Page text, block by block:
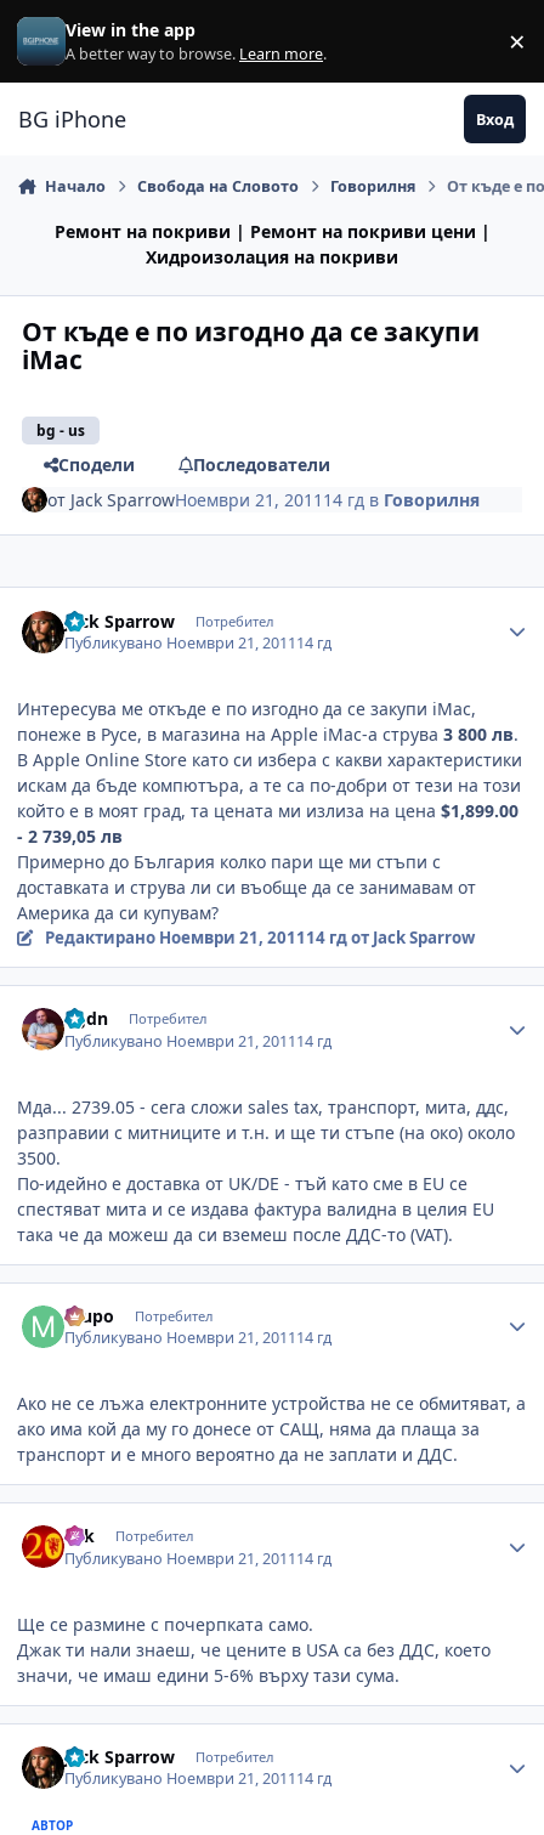
Премини към съдържанието
View in the app
A better way to browse. Learn more. ×
BG iPhone Вход
Начало Свобода на Словото Говорилня От къде е
Ремонт на покриви | Ремонт на покриви цени |
Хидроизолация на покриви
От къде е по изгодно да се закупи
iMac
bg - us
Сподели
Последователи
от Jack SparrowНоември 21, 2011 14 гд в Говорилня
Jack Sparrow Потребител
Публикувано Ноември 21, 201114 гд
Интересува ме откъде е по изгодно да се закупи iMac,
понеже в Русе, в магазина на Apple iMac-a струва 3 800 лв.
В Apple Online Store като си избера с какви характеристики
искам да бъде компютъра, а те са по-добри от тези на този
който е в моят град, та цената ми излиза на цена $1,899.00
- 2 739,05 лв
Примерно до България колко пари ще ми стъпи с
доставката и струва ли си въобще да се занимавам от
Америка да си купувам?
Редактирано Ноември 21, 201114 гдот Jack Sparrow
bgdn Потребител
Публикувано Ноември 21, 201114 гд
Мда... 2739.05 - сега сложи sales tax, транспорт, мита, ддс,
разправии с митниците и т.н. и ще ти стъпе (на око) около
3500.
По-идейно е доставка от UK/DE - тъй като сме в EU се
спестяват мита и се издава фактура валидна в целия EU
така че да можеш да си вземеш после ДДС-то (VAT).
mupo Потребител
Публикувано Ноември 21, 201114 гд
Ако не се лъжа електронните устройства не се обмитяват, а
ако има кой да му го донесе от САЩ, няма да плаща за
транспорт и е много вероятно да не заплати и ДДС.
eek Потребител
Публикувано Ноември 21, 201114 гд
Ще се размине с почерпката само.
Джак ти нали знаеш, че цените в USA са без ДДС, което
значи, че имаш едини 5-6% върху тази сума.
Jack Sparrow Потребител
Публикувано Ноември 21, 201114 гд
АВТОР